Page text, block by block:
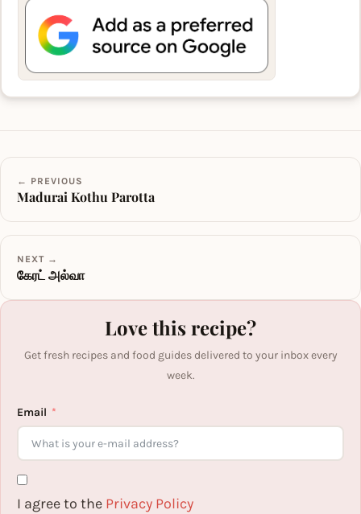
← PREVIOUS
Madurai Kothu Parotta
NEXT →
கேரட் அல்வா
Love this recipe?
Get fresh recipes and food guides delivered to your inbox every
week.
Email
I agree to the Privacy Policy